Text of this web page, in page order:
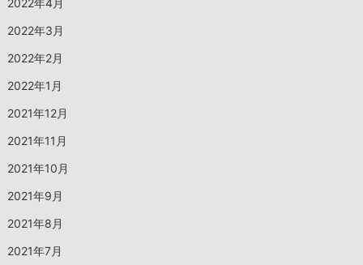
2022年4月
2022年3月
2022年2月
2022年1月
2021年12月
2021年11月
2021年10月
2021年9月
2021年8月
2021年7月